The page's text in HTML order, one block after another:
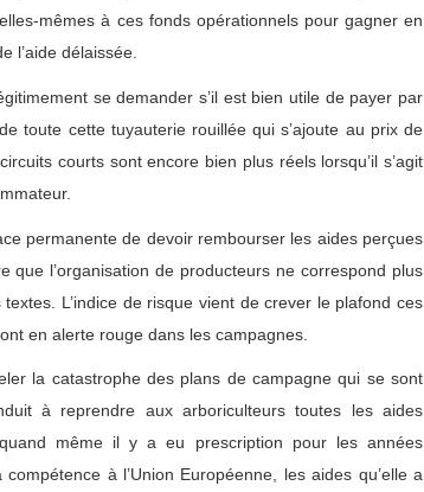
mêmes à ces fonds opérationnels pour gagner en
l’aide délaissée.
se demander s’il est bien utile de payer par
toute cette tuyauterie rouillée qui s’ajoute au prix de
courts sont encore bien plus réels lorsqu’il s’agit
permanente de devoir rembourser les aides perçues
que l’organisation de producteurs ne correspond plus
L’indice de risque vient de crever le plafond ces
en alerte rouge dans les campagnes.
la catastrophe des plans de campagne qui se sont
à reprendre aux arboriculteurs toutes les aides
même il y a eu prescription pour les années
à l’Union Européenne, les aides qu’elle a